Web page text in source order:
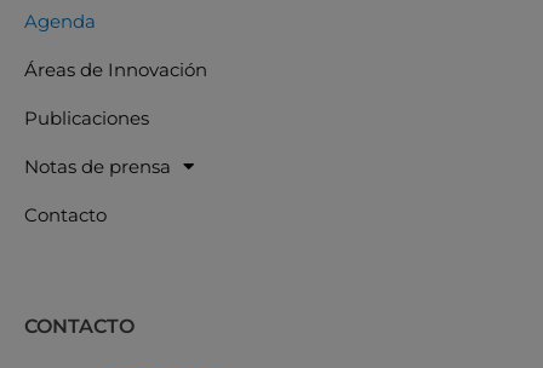
Agenda
Áreas de Innovación
Publicaciones
Notas de prensa
Contacto
CONTACTO